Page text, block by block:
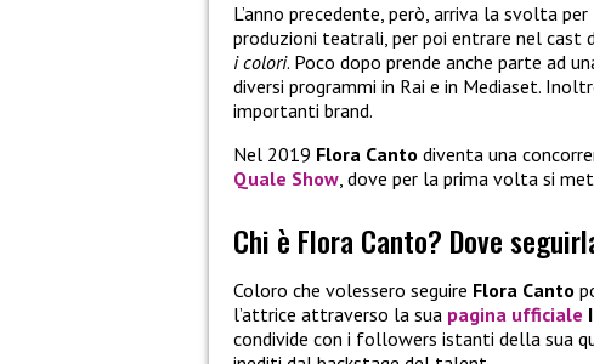
L’anno precedente, però, arriva la svolta per
produzioni teatrali, per poi entrare nel cast
i colori. Poco dopo prende anche parte ad
diversi programmi in Rai e in Mediaset.
importanti brand.
Nel 2019 Flora Canto diventa una
Quale Show, dove per la prima volta si
Chi è Flora Canto? Dove
Coloro che volessero seguire Flora Canto
l’attrice attraverso la sua pagina ufficiale
condivide con i followers istanti della sua